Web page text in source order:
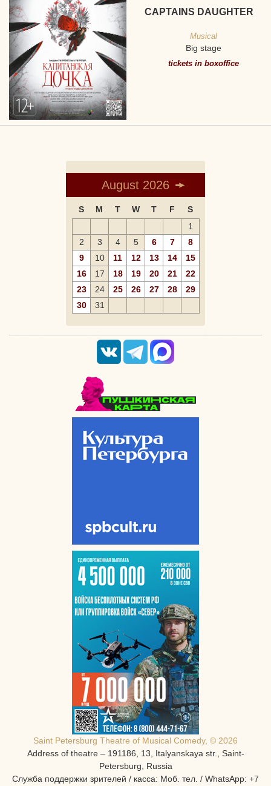
CAPTAINS DAUGHTER
Musical
Big stage
tickets in boxoffice
August 2026
S M T W T F
S
1
2
3 4 5 6 7
8
9
10 11 12 13 14
15
16
17 18 19 20 21
22
23
24 25 26 27 28
29
30
31
Saint Petersburg Theatre of Musical Comedy, © 2026
Address of theatre – 191186, 13, Italyanskaya str., Saint-
Petersburg, Russia
Служба поддержки зрителей / касса: Моб. тел. / WhatsApp: +7